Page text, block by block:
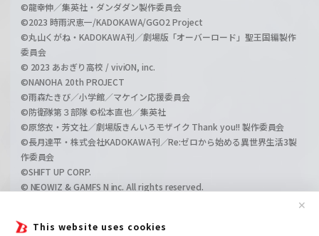
This website uses cookies
✕
©龍幸伸／集英社・ダンダダン製作委員会
©2023 時雨沢恵一/KADOKAWA/GGO2 Project
©丸山くがね・KADOKAWA刊／劇場版「オーバーロード」聖王国編製作
委員会
© 2023 あおぎり高校 / viviON, inc.
©NANOHA 20th PROJECT
©雨森たきび／小学館／マケイン応援委員会
©防衛隊第３部隊 ©松本直也／集英社
©原悠衣・芳文社／劇場版きんいろモザイク Thank you!! 製作委員会
©長月達平・株式会社KADOKAWA刊／Re:ゼロから始める異世界生活3製
作委員会
©SHIFT UP CORP.
© NEOWIZ & GAMFS N inc. All rights reserved.
©GIRLS und PANZER Film Projekt